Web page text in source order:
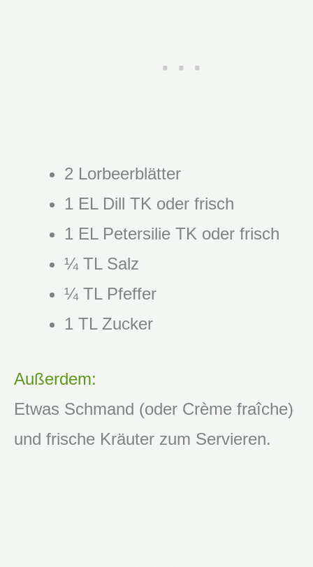
2 Lorbeerblätter
1 EL Dill TK oder frisch
1 EL Petersilie TK oder frisch
¼ TL Salz
¼ TL Pfeffer
1 TL Zucker
Außerdem:
Etwas Schmand (oder Crème fraîche)
und frische Kräuter zum Servieren.